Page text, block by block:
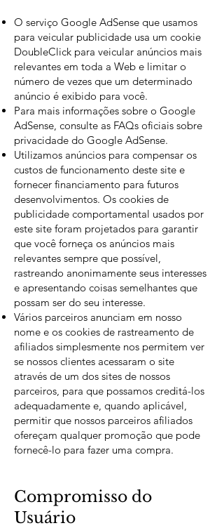
O serviço Google AdSense que usamos
para veicular publicidade usa um cookie
DoubleClick para veicular anúncios mais
relevantes em toda a Web e limitar o
número de vezes que um determinado
anúncio é exibido para você.
Para mais informações sobre o Google
AdSense, consulte as FAQs oficiais sobre
privacidade do Google AdSense.
Utilizamos anúncios para compensar os
custos de funcionamento deste site e
fornecer financiamento para futuros
desenvolvimentos. Os cookies de
publicidade comportamental usados ​​por
este site foram projetados para garantir
que você forneça os anúncios mais
relevantes sempre que possível,
rastreando anonimamente seus interesses
e apresentando coisas semelhantes que
possam ser do seu interesse.
Vários parceiros anunciam em nosso
nome e os cookies de rastreamento de
afiliados simplesmente nos permitem ver
se nossos clientes acessaram o site
através de um dos sites de nossos
parceiros, para que possamos creditá-los
adequadamente e, quando aplicável,
permitir que nossos parceiros afiliados
ofereçam qualquer promoção que pode
fornecê-lo para fazer uma compra.
Compromisso do
Usuário